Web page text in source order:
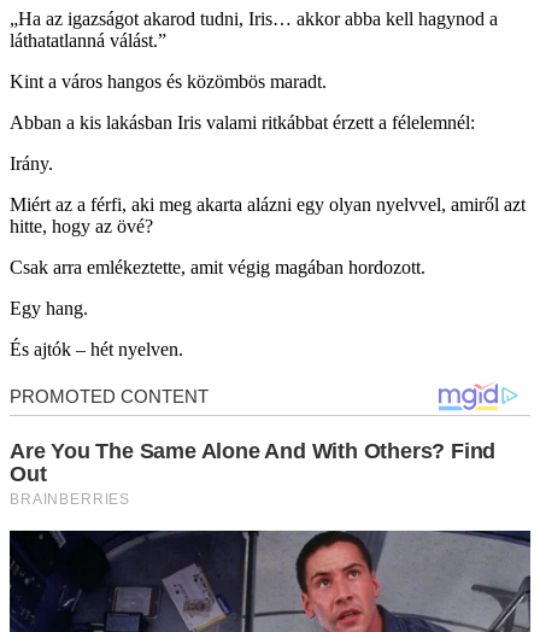
„Ha az igazságot akarod tudni, Iris… akkor abba kell hagynod a
láthatatlanná válást.”
Kint a város hangos és közömbös maradt.
Abban a kis lakásban Iris valami ritkábbat érzett a félelemnél:
Irány.
Miért az a férfi, aki meg akarta alázni egy olyan nyelvvel, amiről azt
hitte, hogy az övé?
Csak arra emlékeztette, amit végig magában hordozott.
Egy hang.
És ajtók – hét nyelven.